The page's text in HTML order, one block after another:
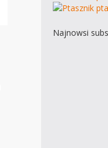
Najnowsi